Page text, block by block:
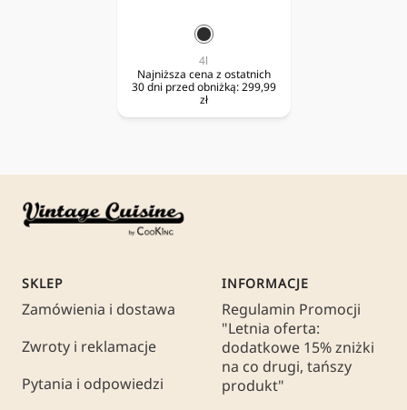
czarny
4l
Najniższa cena z ostatnich
30 dni przed obniżką: 299,99
zł
SKLEP
Zamówienia i dostawa
Zwroty i reklamacje
Pytania i odpowiedzi
INFORMACJE
Regulamin Promocji
"Letnia oferta:
dodatkowe 15% zniżki
na co drugi, tańszy
produkt"